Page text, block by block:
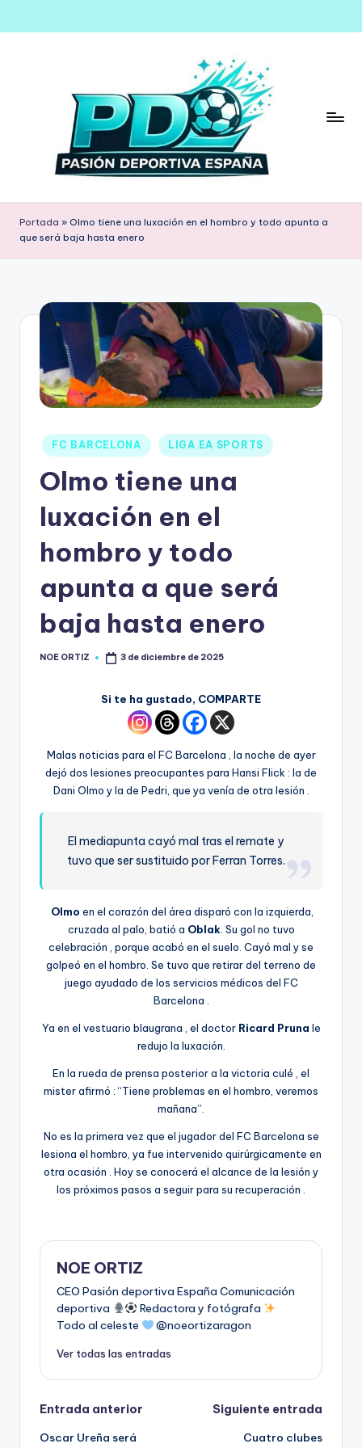
Saltar
Portada » Olmo tiene una luxación en el hombro y todo apunta a
que será baja hasta enero
FC BARCELONA LIGA EA SPORTS
Olmo tiene una
luxación en el
hombro y todo
apunta a que será
baja hasta enero
NOE ORTIZ 3 de diciembre de 2025
Si te ha gustado, COMPARTE
Malas noticias para el FC Barcelona , la noche de ayer
dejó dos lesiones preocupantes para Hansi Flick : la de
Dani Olmo y la de Pedri, que ya venía de otra lesión .
El mediapunta cayó mal tras el remate y
tuvo que ser sustituido por Ferran Torres.
Olmo en el corazón del área disparó con la izquierda,
cruzada al palo, batió a Oblak. Su gol no tuvo
celebración , porque acabó en el suelo. Cayó mal y se
golpeó en el hombro. Se tuvo que retirar del terreno de
juego ayudado de los servicios médicos del FC
Barcelona .
Ya en el vestuario blaugrana , el doctor Ricard Pruna le
redujo la luxación.
En la rueda de prensa posterior a la victoria culé , el
mister afirmó : “Tiene problemas en el hombro, veremos
mañana”.
No es la primera vez que el jugador del FC Barcelona se
lesiona el hombro, ya fue intervenido quirúrgicamente en
otra ocasión . Hoy se conocerá el alcance de la lesión y
los próximos pasos a seguir para su recuperación .
NOE ORTIZ
CEO Pasión deportiva España Comunicación
deportiva
Redactora y fotógrafa
Todo al celeste
@noeortizaragon
Ver todas las entradas
Entrada anterior
Oscar Ureña será
Siguiente entrada
Cuatro clubes